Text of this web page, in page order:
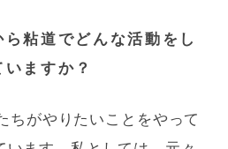
粘道でどんな活動をし
ますか？
がやりたいことをやって